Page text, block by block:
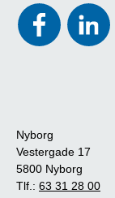
Nyborg
Vestergade 17
5800 Nyborg
Tlf.: 63 31 28 00